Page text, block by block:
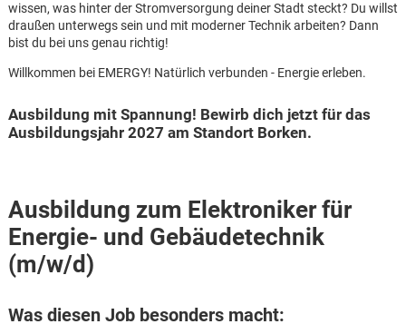
wissen, was hinter der Stromversorgung deiner Stadt steckt? Du willst
draußen unterwegs sein und mit moderner Technik arbeiten? Dann
bist du bei uns genau richtig!
Willkommen bei EMERGY! Natürlich verbunden - Energie erleben.
Ausbildung mit Spannung! Bewirb dich jetzt für das
Ausbildungsjahr 2027 am Standort Borken.
Ausbildung zum Elektroniker für
Energie- und Gebäudetechnik
(m/w/d)
Was diesen Job besonders macht: